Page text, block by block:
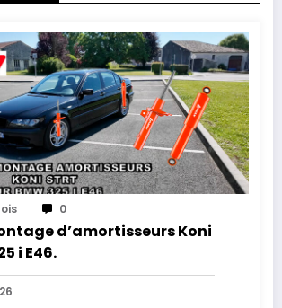
0
d’amortisseurs Koni
i E46.